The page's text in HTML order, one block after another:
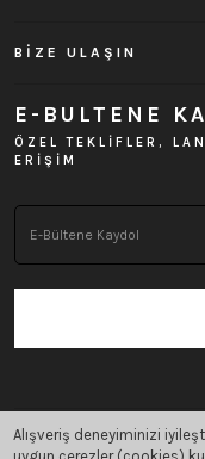
BİZE ULAŞIN
E-BULTENE
ÖZEL TEKLİFLER,
ERİŞİM
Bu
Alışveriş deneyiminizi